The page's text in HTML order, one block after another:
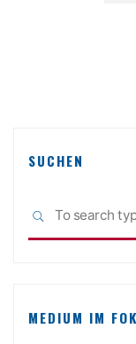
SUCHEN
SEARCH
MEDIUM IM